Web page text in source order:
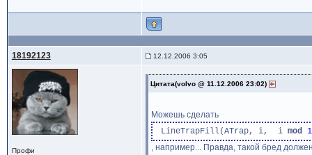
18192123 12.12.2006 3:05
Профи
Цитата(volvo @ 11.12.2006 23:02)
Можешь сделать
LineTrapFill(ATrap, i,  i mod
, например... Правда, такой бред